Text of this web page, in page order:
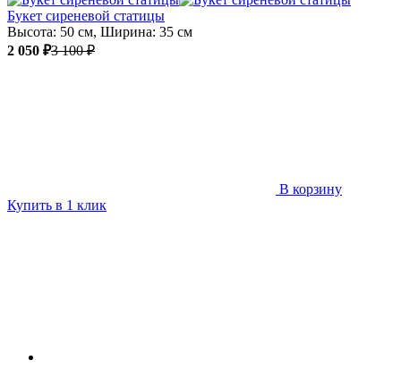
Букет сиреневой статицы
Высота: 50 см, Ширина: 35 см
2 050 ₽3 100 ₽
В корзину
Купить в 1 клик